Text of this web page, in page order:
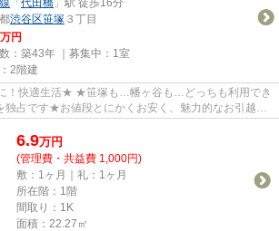
渋谷区笹塚 ３丁目
万円
：築43年 ｜募集中： 1室
2階建
！快適生活★ ★笹塚も…幡ヶ谷も…どっちも利用でき
独占です★お値段とにかくお安く、魅力的なお引越し
めの一部...
6.9万円
(管理費・共益費 1,000円)
敷：1ヶ月｜礼：1ヶ月
所在階：1階
間取り：1K
面積：22.27㎡